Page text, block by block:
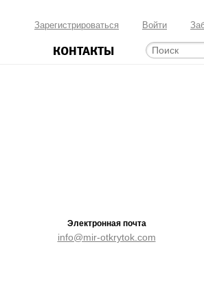
Зарегистрироваться Войти
КОНТАКТЫ
Электронная почта
info@mir-otkrytok.com